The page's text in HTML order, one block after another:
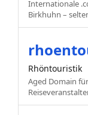
Internationale
Birkhuhn –
Rhöntouristik
Aged Domain